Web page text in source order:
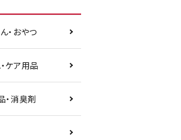
・おやつ
ケア用品
・消臭剤